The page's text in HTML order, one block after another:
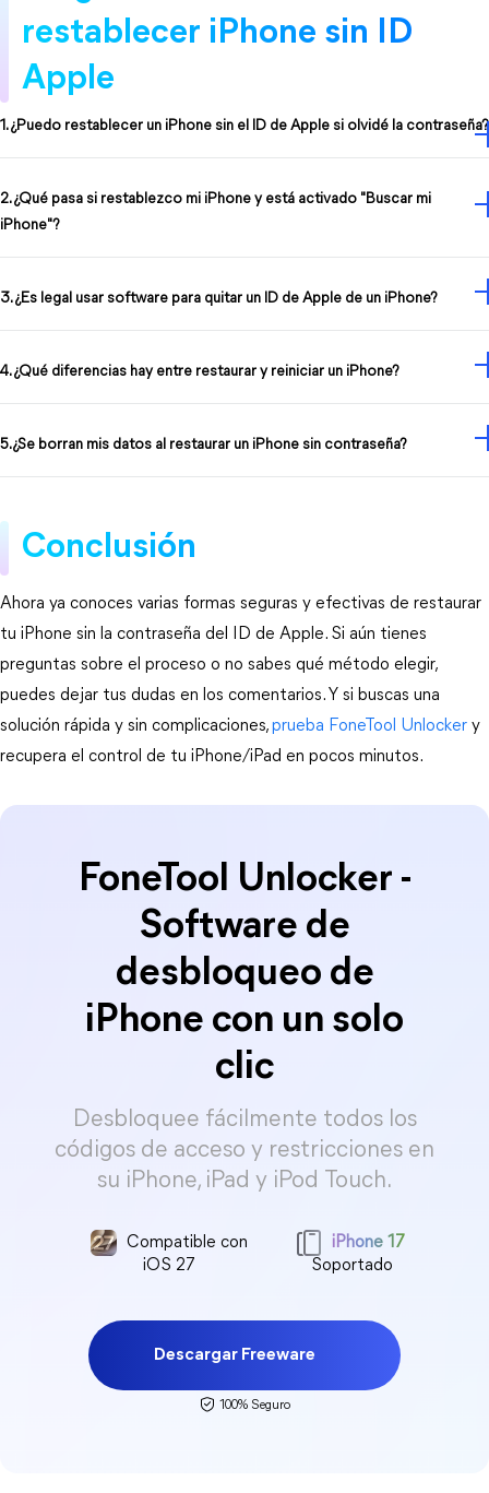
restablecer iPhone sin ID
Apple
1. ¿Puedo restablecer un iPhone sin el ID de Apple si olvidé la contraseña?
2. ¿Qué pasa si restablezco mi iPhone y está activado "Buscar mi
iPhone"?
3. ¿Es legal usar software para quitar un ID de Apple de un iPhone?
4. ¿Qué diferencias hay entre restaurar y reiniciar un iPhone?
5.¿Se borran mis datos al restaurar un iPhone sin contraseña?
Conclusión
Ahora ya conoces varias formas seguras y efectivas de restaurar
tu iPhone sin la contraseña del ID de Apple. Si aún tienes
preguntas sobre el proceso o no sabes qué método elegir,
puedes dejar tus dudas en los comentarios. Y si buscas una
solución rápida y sin complicaciones, prueba FoneTool Unlocker y
recupera el control de tu iPhone/iPad en pocos minutos.
FoneTool Unlocker -
Software de
desbloqueo de
iPhone con un solo
clic
Desbloquee fácilmente todos los
códigos de acceso y restricciones en
su iPhone, iPad y iPod Touch.
Compatible con
iOS 27
iPhone 17
Soportado
Descargar Freeware
100% Seguro